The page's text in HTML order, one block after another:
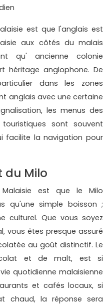
est que l'anglais est
aux côtés du malais
qu' ancienne colonie
héritage anglophone. De
dans les zones
anglais avec une certaine
les menus des
sont souvent
facilite la navigation pour
du Milo
est que le Milo
qu'une simple boisson ;
culturel. Que vous soyez
vous êtes presque assuré
au goût distinctif. Le
et de malt, est si
quotidienne malaisienne
et cafés locaux, si
chaud, la réponse sera